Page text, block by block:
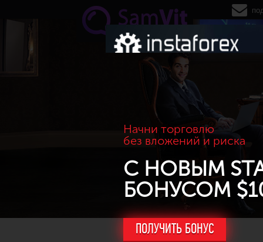
Перейти к основному содержанию
Начни торговлю
без вложений и риска
С НОВЫМ
БОНУСОМ
ПОЛУЧИТЬ БОНУС